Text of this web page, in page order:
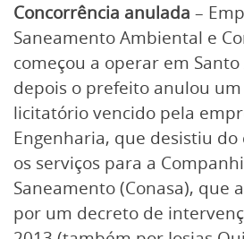
Concorrência anulada –
Saneamento Ambiental e
começou a operar em
depois o prefeito anulou
licitatório vencido pela
Engenharia, que desistiu
os serviços para a
Saneamento (Conasa), que
por um decreto de